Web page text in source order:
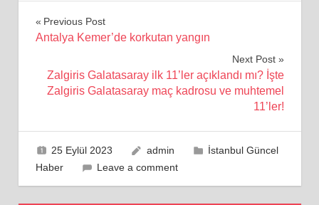
Yazı
Previous Post
Antalya Kemer’de korkutan yangın
Next Post
Zalgiris Galatasaray ilk 11’ler açıklandı mı? İşte
Zalgiris Galatasaray maç kadrosu ve muhtemel
11’ler!
25 Eylül 2023 admin
İstanbul Güncel
Haber
Leave a comment